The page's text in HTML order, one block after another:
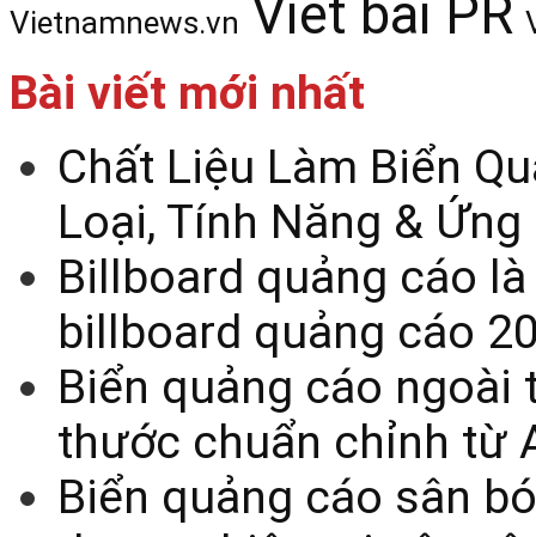
Vietnamnews.vn Viết bài PR
Bài viết mới nhất
Chất Liệu Làm Biển
Loại, Tính Năng &
Billboard quảng cáo
billboard quảng cáo
Biển quảng cáo
thước chuẩn chỉnh từ
Biển quảng cáo sân